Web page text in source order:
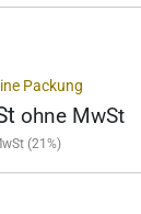
Packung
ohne MwSt
(21%)